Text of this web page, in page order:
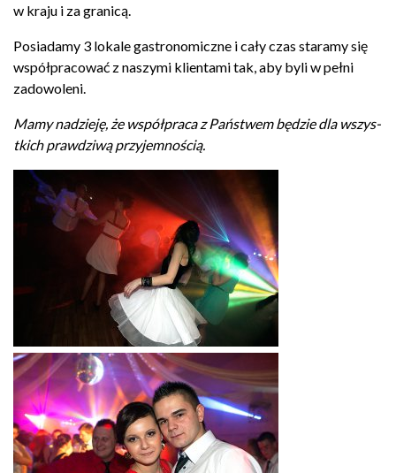
w kraju i za granicą.
Posi­adamy 3 lokale gas­tro­nom­iczne i cały czas staramy się
współpra­cować z naszymi klien­tami tak, aby byli w pełni
zadowoleni.
Mamy nadzieję, że współpraca z Państ­wem będzie dla wszys­
t­kich prawdziwą przyjemnością.